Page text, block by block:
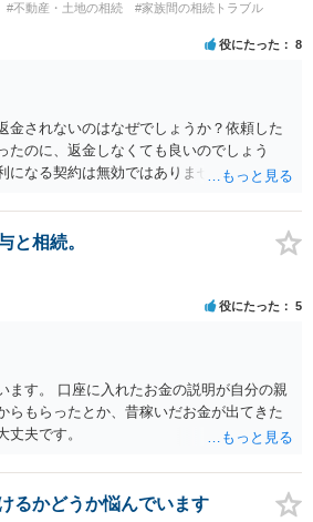
#不動産・土地の相続
#家族間の相続トラブル
役にたった 8
金されないのはなぜでしょうか？依頼した
たのに、返金しなくても良いのでしょう
利になる契約は無効ではありませんか？
れた弁護士が所属する弁護士会に相談さ
。 倒れた弁護士は脳梗塞で倒れたようで
理人の選任は有効なのかという問題もあ
と相続。
役にたった 5
ます。 口座に入れたお金の説明が自分の親
らもらったとか、昔稼いだお金が出てきた
丈夫です。
るかどうか悩んでいます